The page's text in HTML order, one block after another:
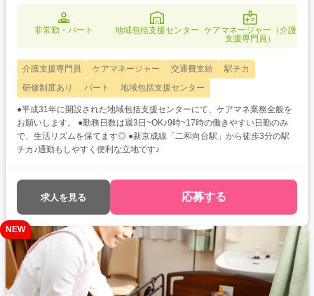
非常勤・パート 地域包括支援センター ケアマネージャー（介護
支援専門員）
介護支援専門員 ケアマネージャー 交通費支給
駅チカ
研修制度あり
パート 地域包括支援センター
●平成31年に開設された地域包括支援センターにて、ケアマネ業務全般を
お願いします。 ●勤務日数は週3日~OK♪9時~17時の働きやすい日勤のみ
で、生活リズムを保てます◎ ●新京成線「二和向台駅」から徒歩3分の駅
チカ♪通勤もしやすく便利な立地です♪
求人を見る 応募する
NEW